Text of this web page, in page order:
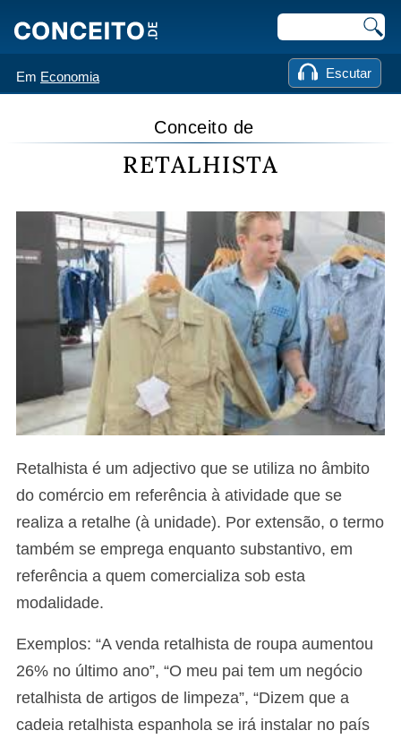
Em Economia Escutar
Conceito de
RETALHISTA
Retalhista é um adjectivo que se utiliza no âmbito
do comércio em referência à atividade que se
realiza a retalhe (à unidade). Por extensão, o termo
também se emprega enquanto substantivo, em
referência a quem comercializa sob esta
modalidade.
Exemplos: “A venda retalhista de roupa aumentou
26% no último ano”, “O meu pai tem um negócio
retalhista de artigos de limpeza”, “Dizem que a
cadeia retalhista espanhola se irá instalar no país